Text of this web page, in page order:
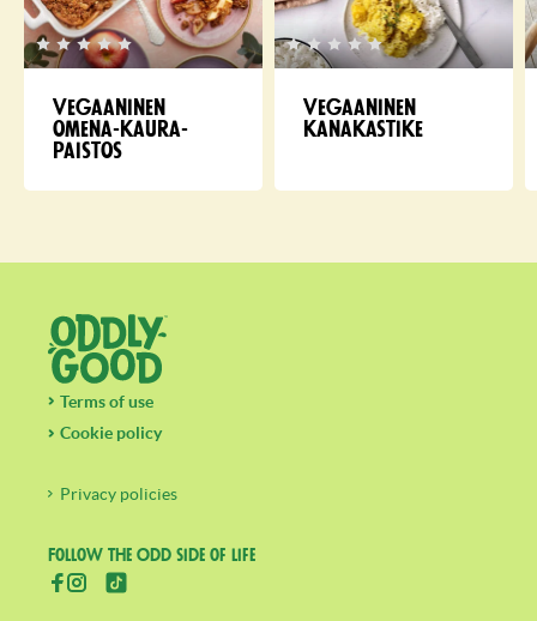
Vegaaninen
omena-kau­ra­
paistos
Vegaaninen
kanakastike
Terms of use
Cookie policy
Privacy policies
Follow the Odd side of life
(aukeaa uuteen välilehteen)
(aukeaa uuteen välilehteen)
(aukeaa uuteen välilehteen)